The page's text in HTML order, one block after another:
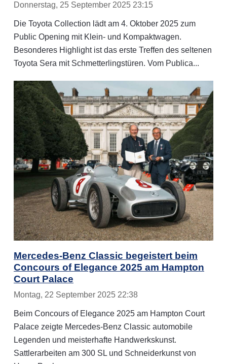
Donnerstag, 25 September 2025 23:15
Die Toyota Collection lädt am 4. Oktober 2025 zum
Public Opening mit Klein- und Kompaktwagen.
Besonderes Highlight ist das erste Treffen des seltenen
Toyota Sera mit Schmetterlingstüren. Vom Publica...
Mercedes-Benz Classic begeistert beim
Concours of Elegance 2025 am Hampton
Court Palace
Montag, 22 September 2025 22:38
Beim Concours of Elegance 2025 am Hampton Court
Palace zeigte Mercedes-Benz Classic automobile
Legenden und meisterhafte Handwerkskunst.
Sattlerarbeiten am 300 SL und Schneiderkunst von